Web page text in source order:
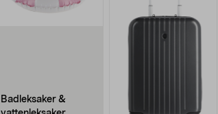
Badleksaker &